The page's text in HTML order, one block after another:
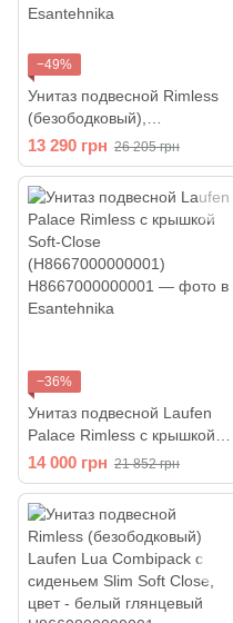
−49%
Унитаз подвесной Rimless
(безободковый),
УКОРОЧЕННЫЙ Laufen Pro
Combipack с сиденьем Soft-
Close H8669550000001
13 290 грн 26 205 грн
−36%
Унитаз подвесной Laufen
Palace Rimless с крышкой
Soft-Close
(H8667000000001)
14 000 грн 21 852 грн